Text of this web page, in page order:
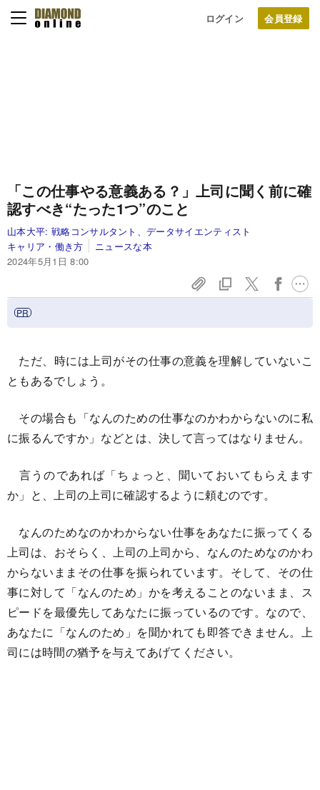
ログイン
「この仕事やる意義ある？」上司に聞く前に確
認すべき“たった1つ”のこと
山本大平: 戦略コンサルタント、データサイエンティスト
キャリア・働き方
ニュースな本
2024年5月1日 8:00
ただ、時には上司がその仕事の意義を理解していないこ
ともあるでしょう。
その場合も「なんのための仕事なのかわからないのに私
に振るんですか」などとは、決して言ってはなりません。
言うのであれば「ちょっと、聞いておいてもらえます
か」と、上司の上司に確認するように頼むのです。
なんのためなのかわからない仕事をあなたに振ってくる
上司は、おそらく、上司の上司から、なんのためなのかわ
からないままその仕事を振られています。そして、その仕
事に対して「なんのため」かを考えることのないまま、ス
ピードを最優先してあなたに振っているのです。なので、
あなたに「なんのため」を聞かれても即答できません。上
司には時間の猶予を与えてあげてください。